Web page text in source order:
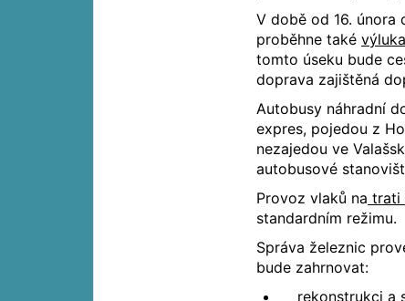
V době od 16. února
proběhne také
tomto úseku bude
doprava zajištěná
Autobusy náhradní
expres, pojedou z
nezajedou ve
autobusové
Provoz vlaků na trati
standardním režimu.
Správa železnic
bude zahrnovat:
rekonstrukci a